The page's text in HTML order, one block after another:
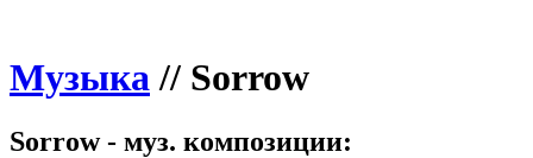
Музыка// Sorrow
Sorrow - муз. композиции: